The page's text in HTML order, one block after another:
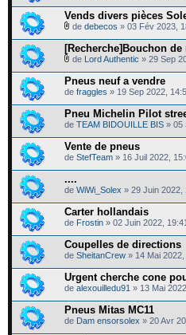
Vends divers pièces
de debecos » 03 Fév 2023,
[Recherche]Bouchon
de Lord Authentic » 29 Sep
Pneus neuf a vendre
de fraggles » 19 Sep 2022,
Pneu Michelin Pilot
de TEAM BIDOUILLE BIS » 05
Vente de pneus
de StefTeam » 16 Juil 2022,
....
de WiWi_Solex » 29 Juin 2022,
Carter hollandais
de Frostin » 02 Juin 2022, 19:41
Coupelles de directions
de SheitanCrew » 14 Mai
Urgent cherche cone
de alexouilledu91 » 13 Mai
Pneus Mitas MC11
de Dam ensorsolex » 20 Avr